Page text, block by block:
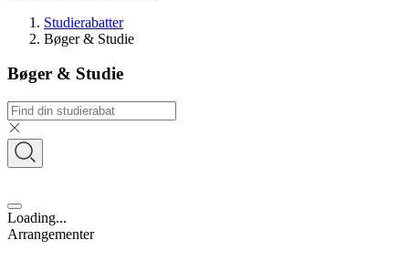
Studierabatter
Bøger & Studie
Bøger & Studie
Loading...
Arrangementer